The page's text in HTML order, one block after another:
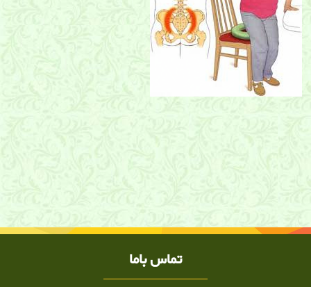
درد دنبالچه
درد دنبالچه, کوکسی دینی, تزریق دنبالچه,coccydinea, فیزیوتراپی دنبالچه,
درمان درد دنبالچه در شیراز, درمان فیزیوتراپی دنبالچه در شیراز, درمان کوکسی
دینی در شیراز, کلینیک درد ,کلینیک درد دکتر ساعد رحیمی نژاد ,دکتر ساعد
رحیمی نژاد, کلینیک درد شیراز
تماس باما